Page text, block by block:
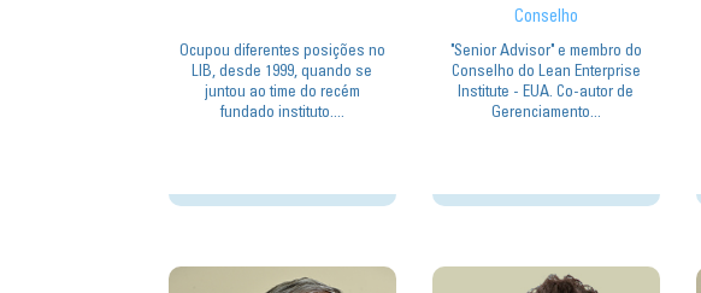
Ocupou diferentes posições no
LIB, desde 1999, quando se
juntou ao time do recém
fundado instituto....
Conselho
"Senior Advisor" e membro do
Conselho do Lean Enterprise
Institute - EUA. Co-autor de
Gerenciamento...